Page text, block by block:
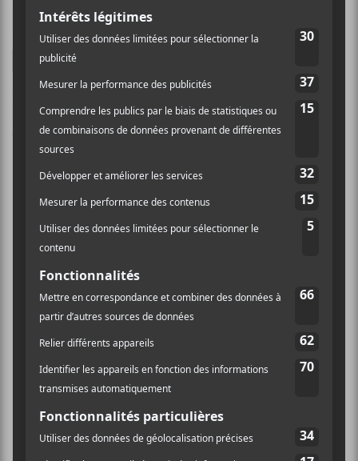
le navigateur pour mon prochain commentaire.
Ce site utilise Akismet pour réduire les indésirables.
savoir plus sur la façon dont les données de vos
commentaires sont traitées.
Ne manquez pas les dernières
nouvelles!
Abonnez-vous à l’infolettre du Canal